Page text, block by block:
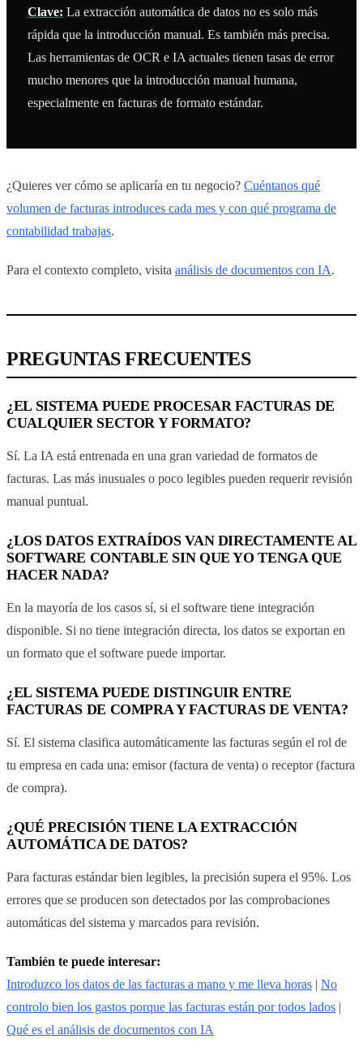
Clave: La extracción automática de datos no es solo más
rápida que la introducción manual. Es también más precisa.
Las herramientas de OCR e IA actuales tienen tasas de error
mucho menores que la introducción manual humana,
especialmente en facturas de formato estándar.
¿Quieres ver cómo se aplicaría en tu negocio? Cuéntanos qué
volumen de facturas introduces cada mes y con qué programa de
contabilidad trabajas.
Para el contexto completo, visita análisis de documentos con IA.
PREGUNTAS FRECUENTES
¿EL SISTEMA PUEDE PROCESAR FACTURAS DE
CUALQUIER SECTOR Y FORMATO?
Sí. La IA está entrenada en una gran variedad de formatos de
facturas. Las más inusuales o poco legibles pueden requerir revisión
manual puntual.
¿LOS DATOS EXTRAÍDOS VAN DIRECTAMENTE AL
SOFTWARE CONTABLE SIN QUE YO TENGA QUE
HACER NADA?
En la mayoría de los casos sí, si el software tiene integración
disponible. Si no tiene integración directa, los datos se exportan en
un formato que el software puede importar.
¿EL SISTEMA PUEDE DISTINGUIR ENTRE
FACTURAS DE COMPRA Y FACTURAS DE VENTA?
Sí. El sistema clasifica automáticamente las facturas según el rol de
tu empresa en cada una: emisor (factura de venta) o receptor (factura
de compra).
¿QUÉ PRECISIÓN TIENE LA EXTRACCIÓN
AUTOMÁTICA DE DATOS?
Para facturas estándar bien legibles, la precisión supera el 95%. Los
errores que se producen son detectados por las comprobaciones
automáticas del sistema y marcados para revisión.
También te puede interesar:
Introduzco los datos de las facturas a mano y me lleva horas | No
controlo bien los gastos porque las facturas están por todos lados |
Qué es el análisis de documentos con IA